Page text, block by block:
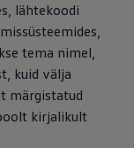
lähtekoodi
tema nimel,
kuid välja
märgistatud
kirjalikult